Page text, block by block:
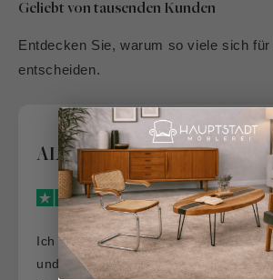
Geliebt von tausenden Kunden
Entdecken Sie, warum so viele sich
entscheiden.
Dass es so was wie die
Möblerei“ noch gibt
Vor 2 Tagen
Dass es so was wie die „Hauptstadt